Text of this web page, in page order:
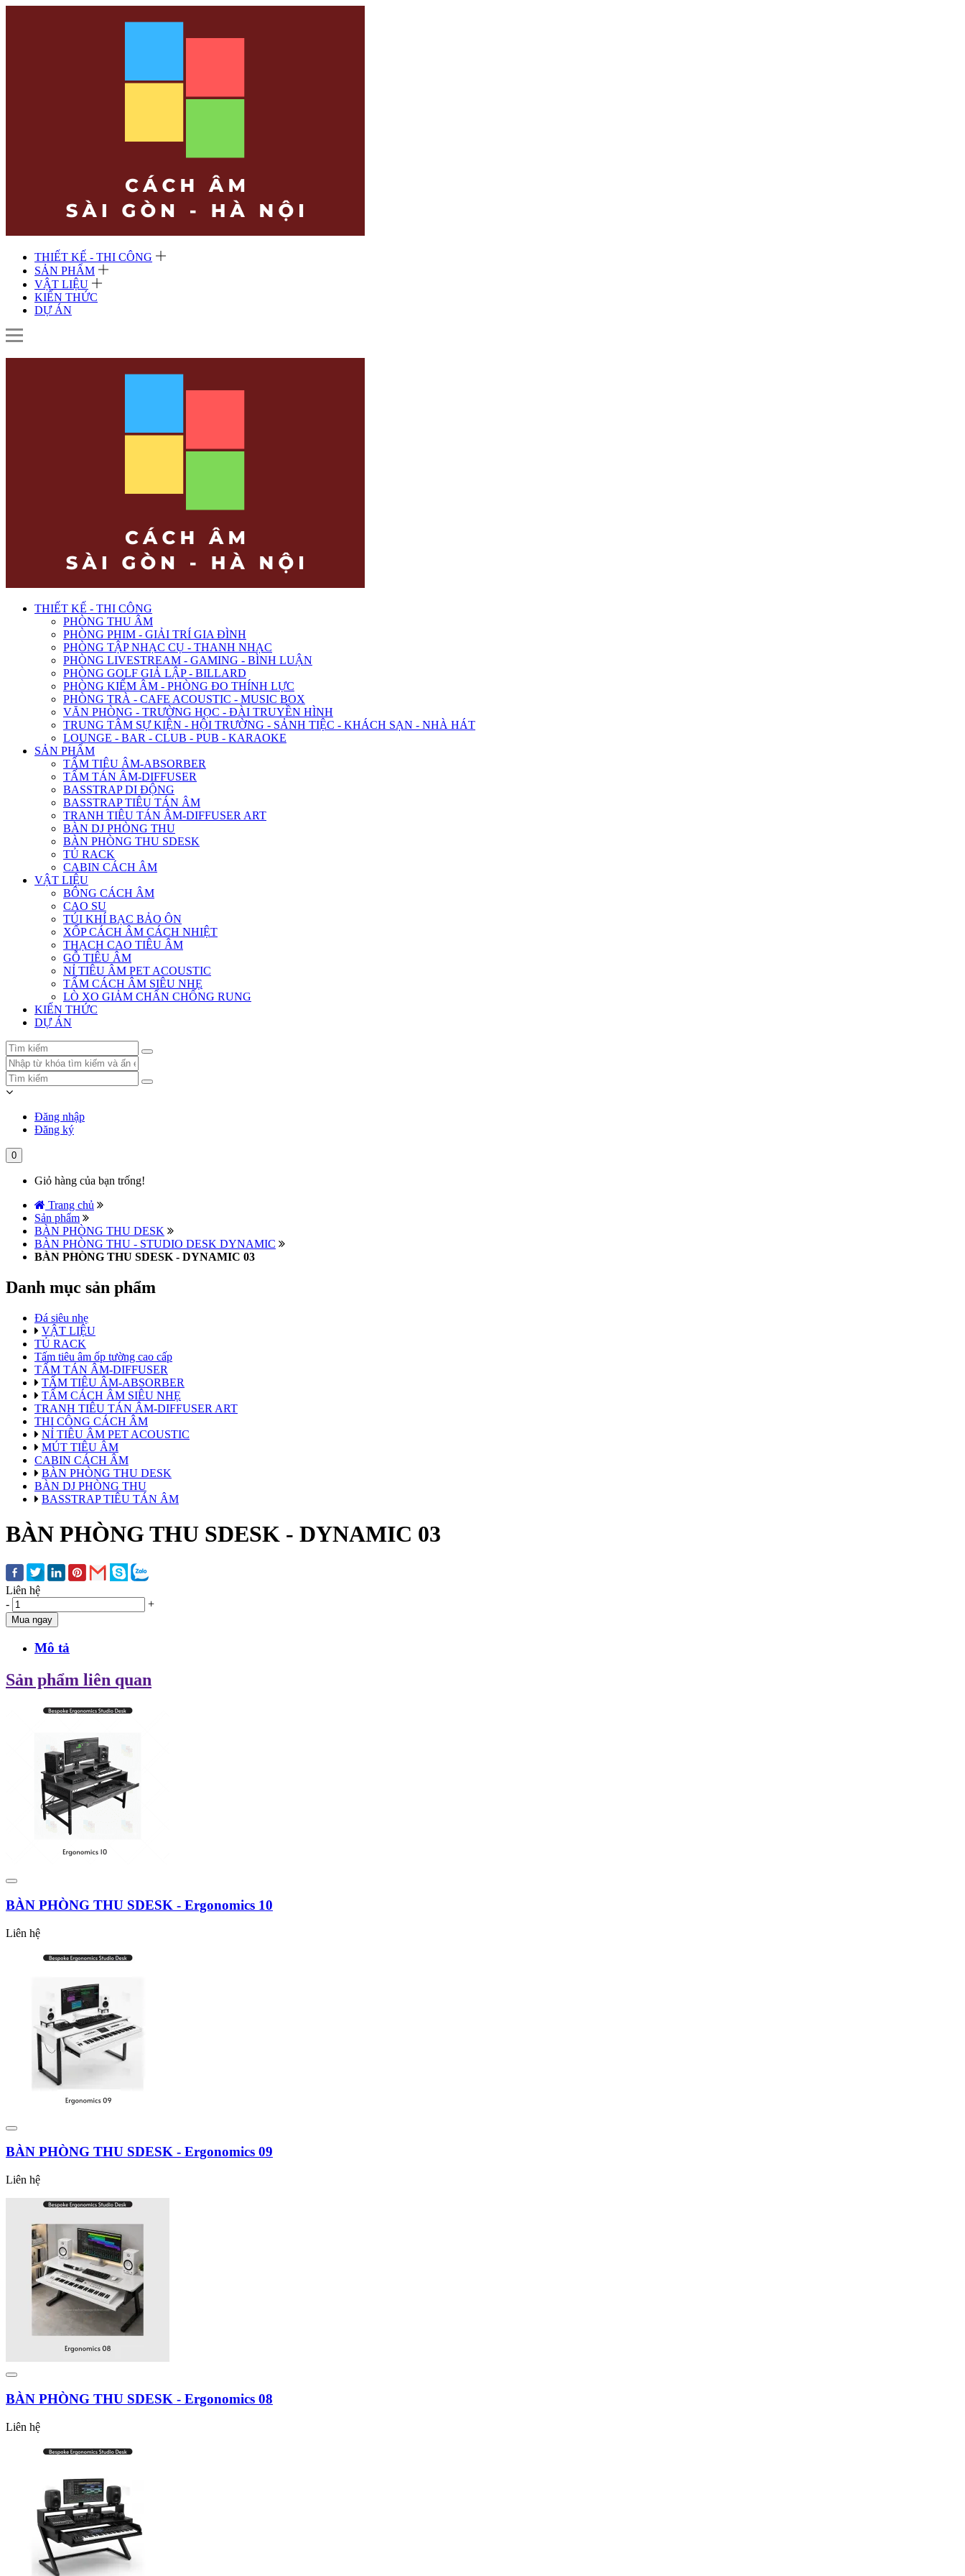
THIẾT KẾ - THI CÔNG
SẢN PHẨM
VẬT LIỆU
KIẾN THỨC
DỰ ÁN
THIẾT KẾ - THI CÔNG
PHÒNG THU ÂM
PHÒNG PHIM - GIẢI TRÍ GIA ĐÌNH
PHÒNG TẬP NHẠC CỤ - THANH NHẠC
PHÒNG LIVESTREAM - GAMING - BÌNH LUẬN
PHÒNG GOLF GIẢ LẬP - BILLARD
PHÒNG KIỂM ÂM - PHÒNG ĐO THÍNH LỰC
PHÒNG TRÀ - CAFE ACOUSTIC - MUSIC BOX
VĂN PHÒNG - TRƯỜNG HỌC - ĐÀI TRUYỀN HÌNH
TRUNG TÂM SỰ KIỆN - HỘI TRƯỜNG - SẢNH TIỆC - KHÁCH SẠN - NHÀ HÁT
LOUNGE - BAR - CLUB - PUB - KARAOKE
SẢN PHẨM
TẤM TIÊU ÂM-ABSORBER
TẤM TÁN ÂM-DIFFUSER
BASSTRAP DI ĐỘNG
BASSTRAP TIÊU TÁN ÂM
TRANH TIÊU TÁN ÂM-DIFFUSER ART
BÀN DJ PHÒNG THU
BÀN PHÒNG THU SDESK
TỦ RACK
CABIN CÁCH ÂM
VẬT LIỆU
BÔNG CÁCH ÂM
CAO SU
TÚI KHÍ BẠC BẢO ÔN
XỐP CÁCH ÂM CÁCH NHIỆT
THẠCH CAO TIÊU ÂM
GỖ TIÊU ÂM
NỈ TIÊU ÂM PET ACOUSTIC
TẤM CÁCH ÂM SIÊU NHẸ
LÒ XO GIẢM CHẤN CHỐNG RUNG
KIẾN THỨC
DỰ ÁN
Đăng nhập
Đăng ký
0
Giỏ hàng của bạn trống!
Trang chủ
Sản phẩm
BÀN PHÒNG THU DESK
BÀN PHÒNG THU - STUDIO DESK DYNAMIC
BÀN PHÒNG THU SDESK - DYNAMIC 03
Danh mục sản phẩm
Đá siêu nhẹ
VẬT LIỆU
TỦ RACK
Tấm tiêu âm ốp tường cao cấp
TẤM TÁN ÂM-DIFFUSER
TẤM TIÊU ÂM-ABSORBER
TẤM CÁCH ÂM SIÊU NHẸ
TRANH TIÊU TÁN ÂM-DIFFUSER ART
THI CÔNG CÁCH ÂM
NỈ TIÊU ÂM PET ACOUSTIC
MÚT TIÊU ÂM
CABIN CÁCH ÂM
BÀN PHÒNG THU DESK
BÀN DJ PHÒNG THU
BASSTRAP TIÊU TÁN ÂM
BÀN PHÒNG THU SDESK - DYNAMIC 03
Liên hệ
-
+
Mua ngay
Mô tả
Sản phẩm liên quan
BÀN PHÒNG THU SDESK - Ergonomics 10
Liên hệ
BÀN PHÒNG THU SDESK - Ergonomics 09
Liên hệ
BÀN PHÒNG THU SDESK - Ergonomics 08
Liên hệ